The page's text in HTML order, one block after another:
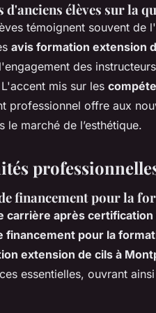
d'anciens élèves sur la
témoignent souvent de
avis formation extension
des
mis sur les
professionnel offre aux
le marché de l’esthétique.
financement pour la
carrière après certification
financement pour la
extension de cils à
essentielles, ouvrant